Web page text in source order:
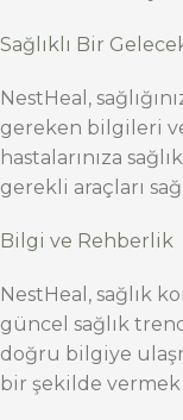
Sağlıklı Bir
NestHeal,
gereken bilgileri
hastalarınıza
gerekli araçları
Bilgi ve Rehberlik
NestHeal, sağlık
güncel sağlık
doğru bilgiye
bir şekilde vermek